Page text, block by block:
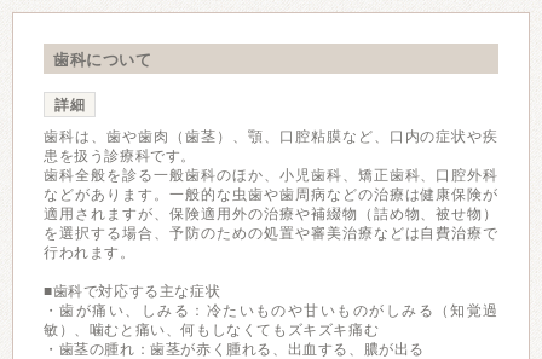
歯科について
詳細
歯科は、歯や歯肉（歯茎）、顎、口腔粘膜など、口内の症状や疾
患を扱う診療科です。
歯科全般を診る一般歯科のほか、小児歯科、矯正歯科、口腔外科
などがあります。一般的な虫歯や歯周病などの治療は健康保険が
適用されますが、保険適用外の治療や補綴物（詰め物、被せ物）
を選択する場合、予防のための処置や審美治療などは自費治療で
行われます。
■歯科で対応する主な症状
・歯が痛い、しみる：冷たいものや甘いものがしみる（知覚過
敏）、噛むと痛い、何もしなくてもズキズキ痛む
・歯茎の腫れ：歯茎が赤く腫れる、出血する、膿が出る